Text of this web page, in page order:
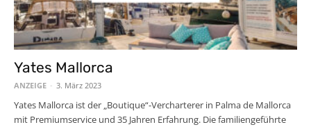
Yates Mallorca
ANZEIGE - 3. März 2023
Yates Mallorca ist der „Boutique“-Vercharterer in Palma de Mallorca
mit Premiumservice und 35 Jahren Erfahrung. Die familiengeführte